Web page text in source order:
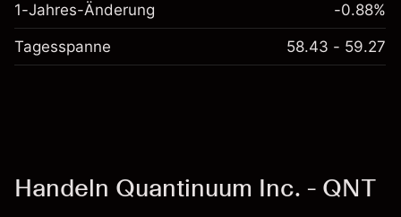
1-Jahres-Änderung -0.88%
Tagesspanne 58.43 - 59.27
Handeln Quantinuum Inc. - QNT